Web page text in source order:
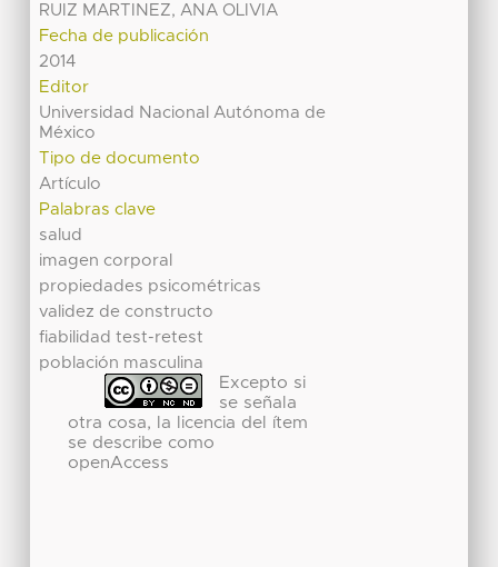
RUIZ MARTINEZ, ANA OLIVIA
Fecha de publicación
2014
Editor
Universidad Nacional Autónoma de
México
Tipo de documento
Artículo
Palabras clave
salud
imagen corporal
propiedades psicométricas
validez de constructo
fiabilidad test-retest
población masculina
Excepto si
se señala
otra cosa, la licencia del ítem
se describe como
openAccess